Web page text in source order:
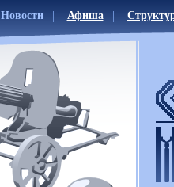
Новости Афиша